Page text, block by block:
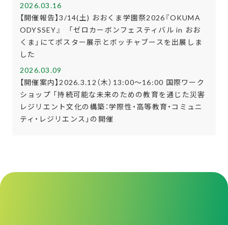
2026.03.16
【開催報告】3/14(土) おおくま学園祭2026『OKUMA
ODYSSEY』 「ゼロカーボンフェスティバル in おお
くま」にてポスター展示とボッチャブースを出展しま
した
2026.03.09
【開催案内】2026.3.12（木）13:00～16:00 国際ワーク
ショップ 「持続可能な未来のための教育を通じた災害
レジリエント文化の構築：学際性・高等教育・コミュニ
ティ・レジリエンス」の開催